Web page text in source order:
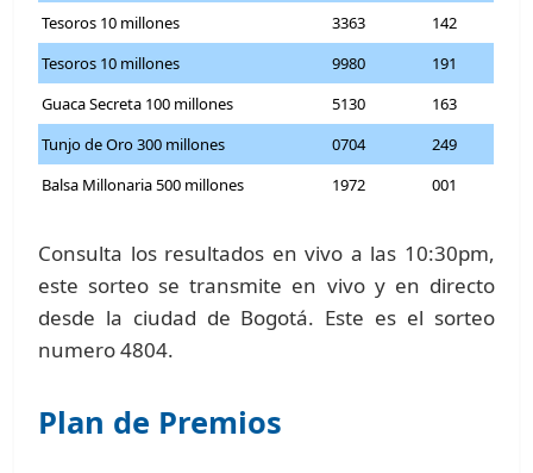
Tesoros 10 millones 3363
142
Tesoros 10 millones
9980
191
Guaca Secreta 100 millones
5130
163
Tunjo de Oro 300 millones
0704
249
Balsa Millonaria 500 millones
1972 001
Consulta los resultados en vivo a las 10:30pm,
este sorteo se transmite en vivo y en directo
desde la ciudad de Bogotá. Este es el sorteo
numero 4804.
Plan de Premios